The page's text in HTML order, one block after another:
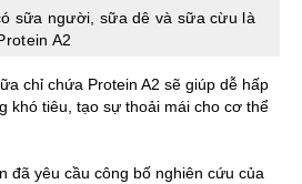
sữa người, sữa dê và sữa cừu là
A2
chỉ chứa Protein A2 sẽ giúp dễ hấp
khó tiêu, tạo sự thoải mái cho cơ thể
đã yêu cầu công bố nghiên cứu của